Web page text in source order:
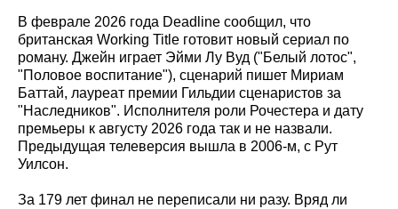
В феврале 2026 года Deadline сообщил, что
британская Working Title готовит новый сериал по
роману. Джейн играет Эйми Лу Вуд ("Белый лотос",
"Половое воспитание"), сценарий пишет Мириам
Баттай, лауреат премии Гильдии сценаристов за
"Наследников". Исполнителя роли Рочестера и дату
премьеры к августу 2026 года так и не назвали.
Предыдущая телеверсия вышла в 2006-м, с Рут
Уилсон.
За 179 лет финал не переписали ни разу. Вряд ли